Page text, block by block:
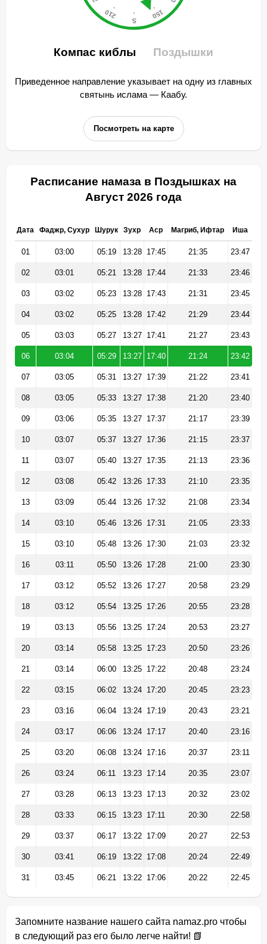
Компас киблы Поздышки
Приведенное направление указывает на одну из главных
святынь ислама — Каабу.
Посмотреть на карте
Расписание намаза в Поздышках на
Август 2026 года
Дата Фаджр, Сухур Шурук Зухр Аср Магриб, Ифтар Иша
01 03:00 05:19 13:28 17:45 21:35 23:47
02 03:01 05:21 13:28 17:44 21:33 23:46
03 03:02 05:23 13:28 17:43 21:31 23:45
04 03:02 05:25 13:28 17:42 21:29 23:44
05 03:03 05:27 13:27 17:41 21:27 23:43
06 03:04 05:29 13:27 17:40 21:24 23:42
07 03:05 05:31 13:27 17:39 21:22 23:41
08 03:05 05:33 13:27 17:38 21:20 23:40
09 03:06 05:35 13:27 17:37 21:17 23:39
10 03:07 05:37 13:27 17:36 21:15 23:37
11 03:07 05:40 13:27 17:35 21:13 23:36
12 03:08 05:42 13:26 17:33 21:10 23:35
13 03:09 05:44 13:26 17:32 21:08 23:34
14 03:10 05:46 13:26 17:31 21:05 23:33
15 03:10 05:48 13:26 17:30 21:03 23:32
16 03:11 05:50 13:26 17:28 21:00 23:30
17 03:12 05:52 13:26 17:27 20:58 23:29
18 03:12 05:54 13:25 17:26 20:55 23:28
19 03:13 05:56 13:25 17:24 20:53 23:27
20 03:14 05:58 13:25 17:23 20:50 23:26
21 03:14 06:00 13:25 17:22 20:48 23:24
22 03:15 06:02 13:24 17:20 20:45 23:23
23 03:16 06:04 13:24 17:19 20:43 23:21
24 03:17 06:06 13:24 17:17 20:40 23:16
25 03:20 06:08 13:24 17:16 20:37 23:11
26 03:24 06:11 13:23 17:14 20:35 23:07
27 03:28 06:13 13:23 17:13 20:32 23:02
28 03:33 06:15 13:23 17:11 20:30 22:58
29 03:37 06:17 13:22 17:09 20:27 22:53
30 03:41 06:19 13:22 17:08 20:24 22:49
31 03:45 06:21 13:22 17:06 20:22 22:45
Запомните название нашего сайта namaz.pro чтобы
в следующий раз его было легче найти! 📗